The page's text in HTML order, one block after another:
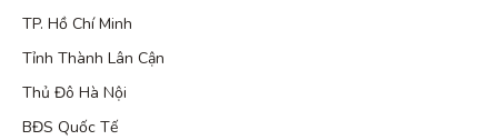
TP. Hồ Chí Minh
Tỉnh Thành Lân Cận
Thủ Đô Hà Nội
BĐS Quốc Tế